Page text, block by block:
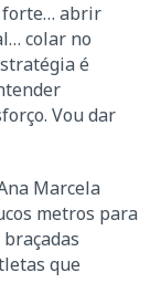
forte… abrir
colar no
é
Vou dar
Marcela
metros para
que